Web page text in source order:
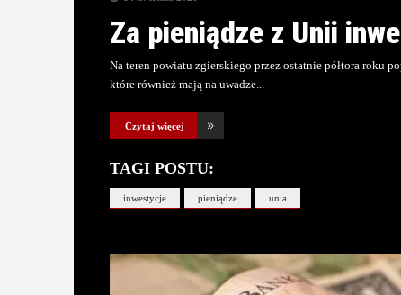
Za pieniądze z Unii
Na teren powiatu zgierskiego przez ostatnie półtora roku
które również mają na uwadze
Czytaj więcej
TAGI POSTU:
inwestycje pieniądze unia